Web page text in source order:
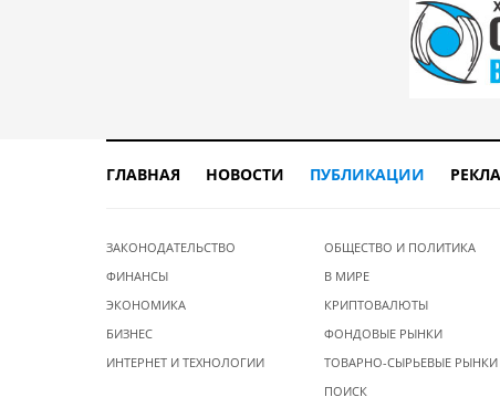
ГЛАВНАЯ НОВОСТИ ПУБЛИКАЦИИ
ЗАКОНОДАТЕЛЬСТВО
ФИНАНСЫ
ЭКОНОМИКА
БИЗНЕС
ИНТЕРНЕТ И ТЕХНОЛОГИИ
ОБЩЕСТВО И ПОЛИТИКА
В МИРЕ
КРИПТОВАЛЮТЫ
ФОНДОВЫЕ РЫНКИ
ТОВАРНО-СЫРЬЕВЫЕ РЫНКИ
ПОИСК